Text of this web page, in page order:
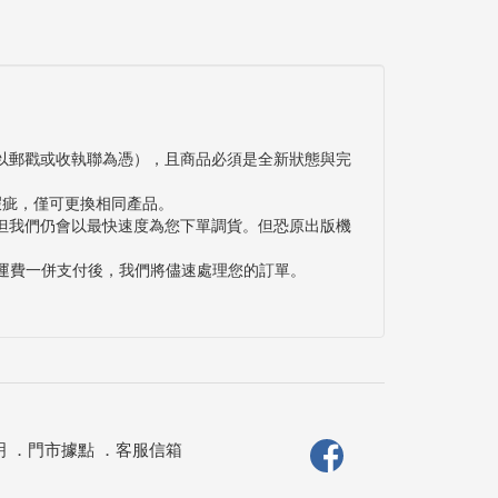
戳或收執聯為憑），且商品必須是全新狀態與完
，僅可更換相同產品。
們仍會以最快速度為您下單調貨。但恐原出版機
一併支付後，我們將儘速處理您的訂單。
． 門市據點． 客服信箱